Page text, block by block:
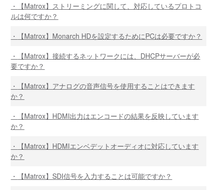
【Matrox】ストリーミングに関して、対応しているプロトコ
ルは何ですか？
【Matrox】Monarch HDを設定するためにPCは必要ですか？
【Matrox】接続するネットワークには、DHCPサーバーが必
要ですか？
【Matrox】アナログの音声信号を使用することはできます
か？
【Matrox】HDMI出力はエンコードの結果を反映しています
か？
【Matrox】HDMIエンベデットオーディオに対応しています
か？
【Matrox】SDI信号を入力することは可能ですか？